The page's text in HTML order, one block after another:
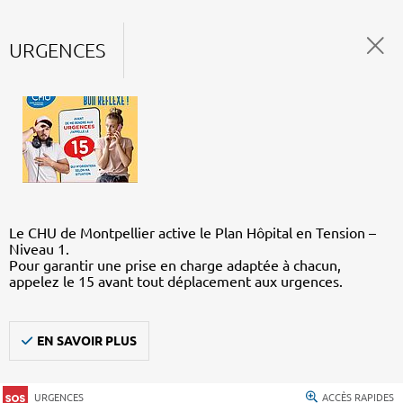
URGENCES
Le CHU de Montpellier active le Plan Hôpital en Tension –
Niveau 1.
Pour garantir une prise en charge adaptée à chacun,
appelez le 15 avant tout déplacement aux urgences.
EN SAVOIR PLUS
URGENCES ACCÈS RAPIDES